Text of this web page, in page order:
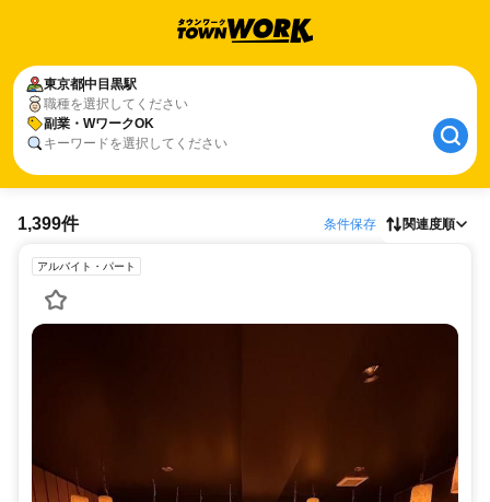
東京都中目黒駅
職種を選択してください
副業・WワークOK
キーワードを選択してください
1,399件 条件保存 関連度順
アルバイト・パート